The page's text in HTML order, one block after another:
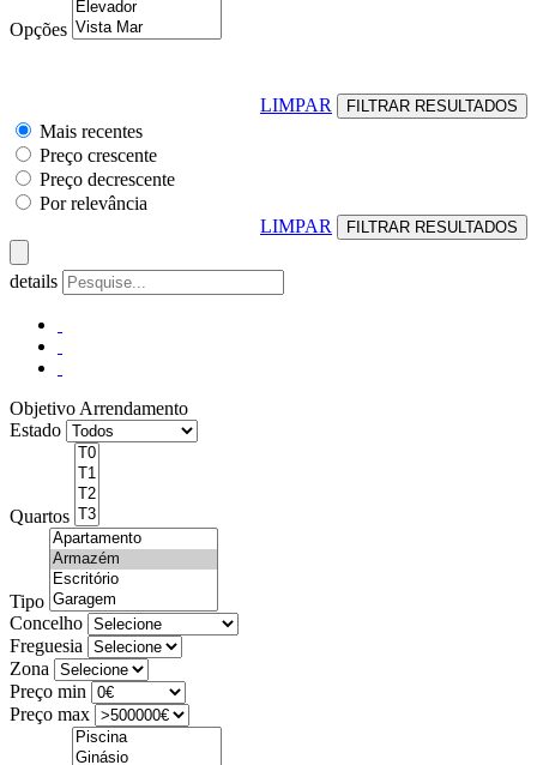
Opções
LIMPAR
Mais recentes
Preço crescente
Preço decrescente
Por relevância
LIMPAR
details
Objetivo Arrendamento
Estado
Quartos
Tipo
Concelho
Freguesia
Zona
Preço min
Preço max